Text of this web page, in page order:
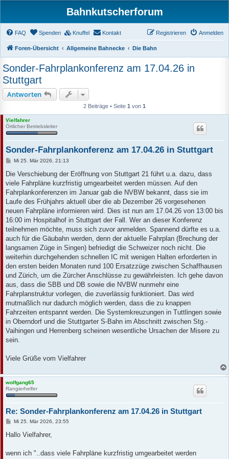
Bahnkutscherforum
FAQ Spenden Knuffel Kontakt Anmelden
Registrieren
Foren-Übersicht Allgemeine Bahnecke Die Bahn
Sonder-Fahrplankonferenz am 17.04.26 in
Stuttgart
Antworten
2 Beiträge • Seite 1 von 1
Vielfahrer
Örtlicher Betriebsleiter
Sonder-Fahrplankonferenz am 17.04.26 in Stuttgart
B
i
r
a
Mi 25. Mär 2026, 21:13
Die Verschiebung der Eröffnung von Stuttgart 21 führt u.a. dazu, dass
viele Fahrpläne kurzfristig umgearbeitet werden müssen. Auf den
Fahrplankonferenzen im Januar gab die NVBW bekannt, dass sie im
Laufe des Frühjahrs aktuell über die ab Dezember 26 vorgesehenen
neuen Fahrpläne informieren wird. Dies ist nun am 17.04.26 von 13:00 bis
16:00 im Hospitalhof in Stuttgart der Fall. Wer an dieser Konferenz
teilnehmen möchte, muss sich zuvor anmelden. Spannend dürfte es u.a.
auch für die Gäubahn werden, denn der aktuelle Fahrplan (Brechung der
langsamen Züge in Singen) befriedigt die Schweizer noch nicht. Die
weiterhin durchgehenden schnellen IC mit wenigen Halten erforderten in
den ersten beiden Monaten rund 100 Ersatzzüge zwischen Schaffhausen
und Zürich, um die Zürcher Anschlüsse zu gewährleisten. Ich gehe davon
aus, dass die SBB und DB sowie die NVBW nunmehr eine
Fahrplanstruktur vorlegen, die zuverlässig funktioniert. Das wird
mutmaßlich nur dadurch möglich werden, dass die zu knappen
Fahrzeiten entspannt werden. Die Systemkreuzungen in Tuttlingen sowie
in Oberndorf und die Stuttgarter S-Bahn im Abschnitt zwischen Stg.-
Vaihingen und Herrenberg scheinen wesentliche Ursachen der Misere zu
sein.
Viele Grüße vom Vielfahrer
wolfgang65
Rangierhelfer
Re: Sonder-Fahrplankonferenz am 17.04.26 in Stuttgart
B
i
a
Mi 25. Mär 2026, 23:55
Hallo Vielfahrer,
wenn ich "..dass viele Fahrpläne kurzfristig umgearbeitet werden